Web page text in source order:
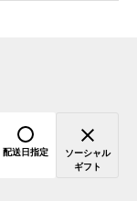
配送日指定
ソーシャル
ギフト